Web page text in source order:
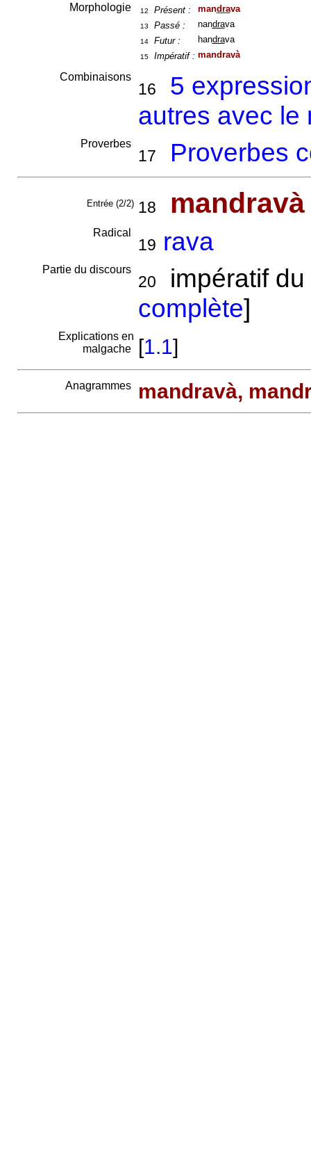
Morphologie 12 Présent : mandrava
13 Passé : nandrava
14 Futur : handrava
15 Impératif : mandravà
Combinaisons
16
5
autres avec le
Proverbes
17 Proverbes
Entrée (2/2) 18 mandravà
Radical
19 rava
Partie du discours
20
impératif
complète]
Explications en
malgache
[1.1]
Anagrammes mandravà,